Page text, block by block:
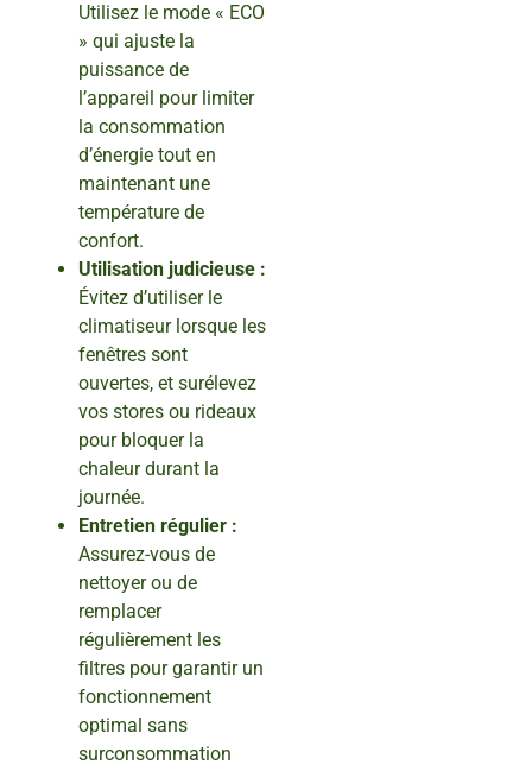
Utilisez le mode « ECO
» qui ajuste la
puissance de
l’appareil pour limiter
la consommation
d’énergie tout en
maintenant une
température de
confort.
Utilisation judicieuse :
Évitez d’utiliser le
climatiseur lorsque les
fenêtres sont
ouvertes, et surélevez
vos stores ou rideaux
pour bloquer la
chaleur durant la
journée.
Entretien régulier :
Assurez-vous de
nettoyer ou de
remplacer
régulièrement les
filtres pour garantir un
fonctionnement
optimal sans
surconsommation